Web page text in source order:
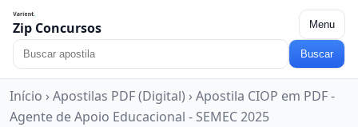
Zip Concursos Menu
Buscar
Início › Apostilas PDF (Digital) › Apostila CIOP em PDF -
Agente de Apoio Educacional - SEMEC 2025